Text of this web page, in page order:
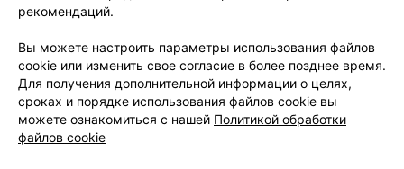
Публичный договор
Доставка
Способы оплаты
Вакансии
Партнеры
Написать руководителю 103.by
Написать в поддержку
Персональные настройки Cookie
рекомендаций.
Вы можете настроить параметры использования файлов
cookie или изменить свое согласие в более позднее время.
Для получения дополнительной информации о целях,
сроках и порядке использования файлов cookie вы
можете ознакомиться с нашей Политикой обработки
файлов cookie